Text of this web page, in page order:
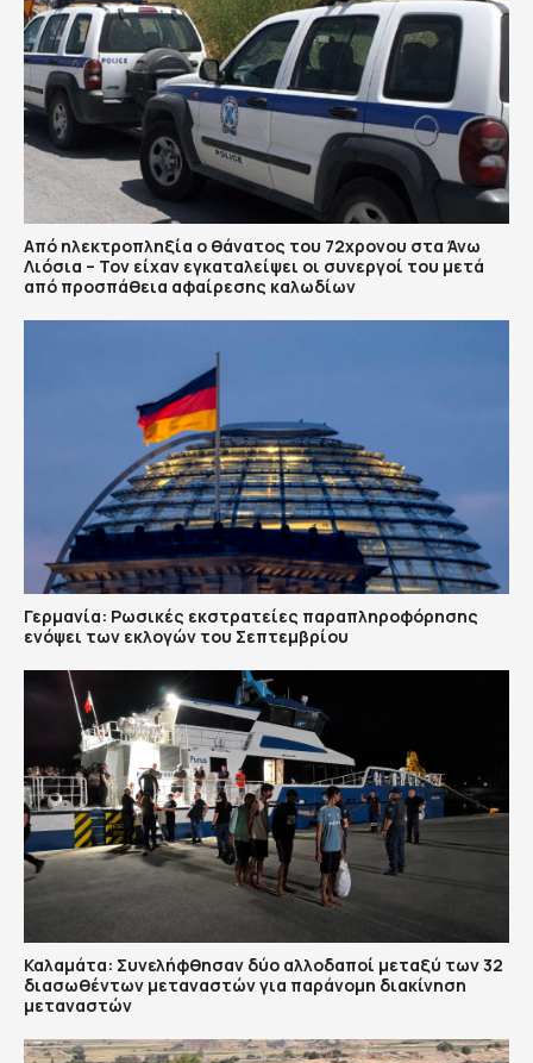
Από ηλεκτροπληξία ο θάνατος του 72χρονου στα Άνω
Λιόσια – Τον είχαν εγκαταλείψει οι συνεργοί του μετά
από προσπάθεια αφαίρεσης καλωδίων
Γερμανία: Ρωσικές εκστρατείες παραπληροφόρησης
ενόψει των εκλογών του Σεπτεμβρίου
Καλαμάτα: Συνελήφθησαν δύο αλλοδαποί μεταξύ των 32
διασωθέντων μεταναστών για παράνομη διακίνηση
μεταναστών